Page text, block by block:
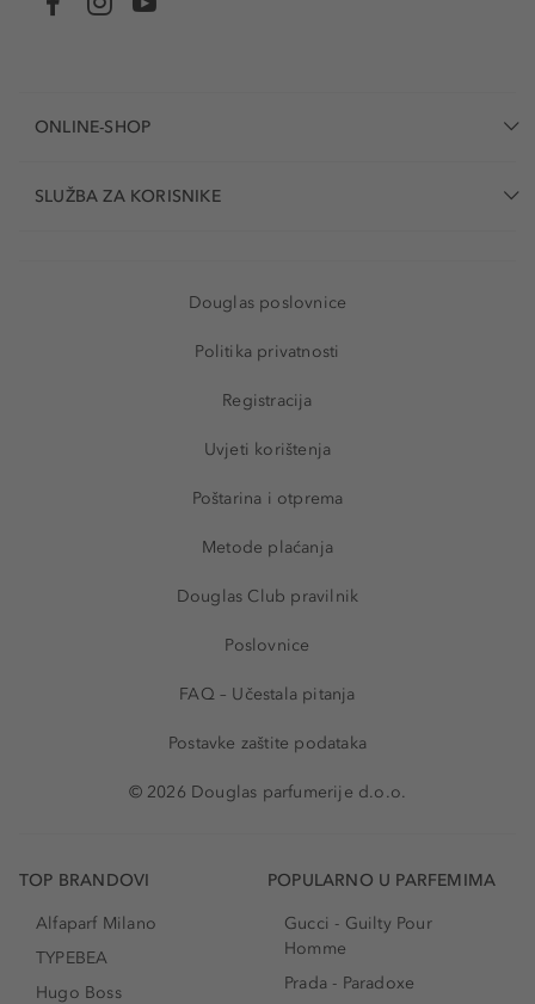
ONLINE-SHOP
SLUŽBA ZA KORISNIKE
Douglas poslovnice
Politika privatnosti
Registracija
Uvjeti korištenja
Poštarina i otprema
Metode plaćanja
Douglas Club pravilnik
Poslovnice
FAQ – Učestala pitanja
Postavke zaštite podataka
© 2026 Douglas parfumerije d.o.o.
TOP BRANDOVI
Alfaparf Milano
TYPEBEA
Hugo Boss
POPULARNO U PARFEMIMA
Gucci - Guilty Pour
Homme
Prada - Paradoxe